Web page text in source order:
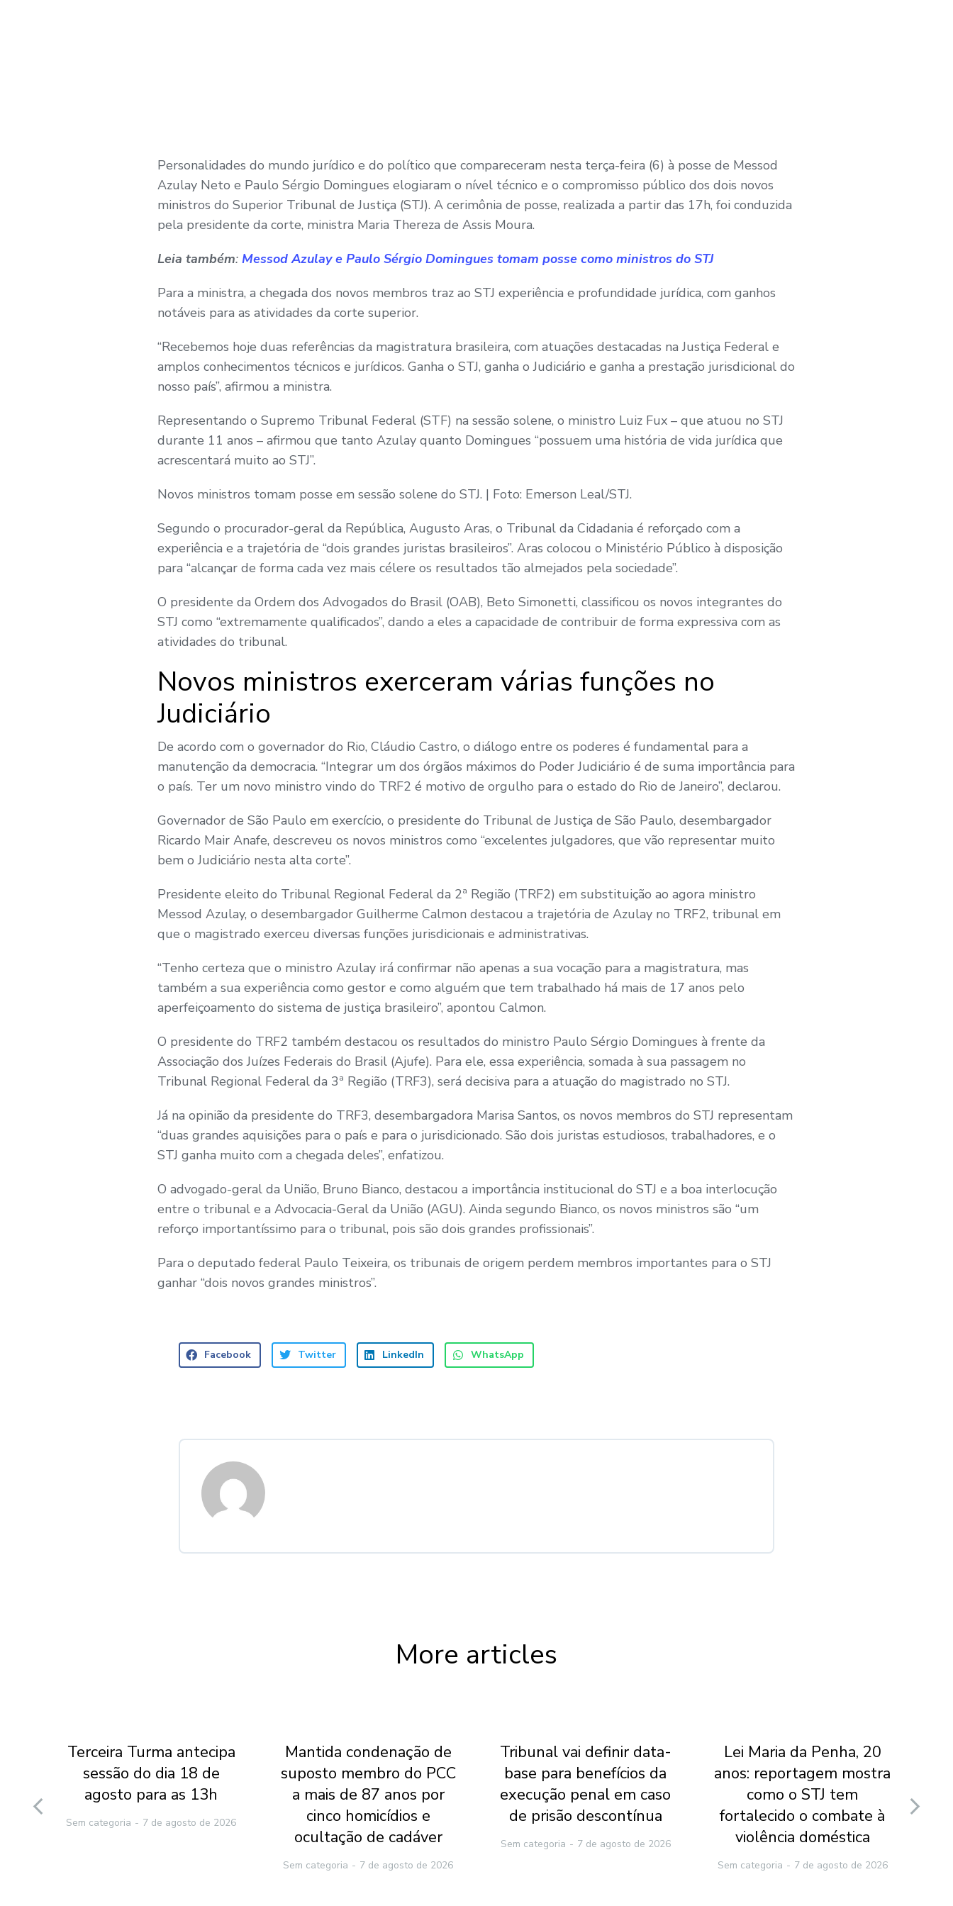
Personalidades do mundo jurídico e do político que compareceram nesta terça-feira (6) à posse de Messod
Azulay Neto e Paulo Sérgio Domingues elogiaram o nível técnico e o compromisso público dos dois novos
ministros do Superior Tribunal de Justiça (STJ). A cerimônia de posse, realizada a partir das 17h, foi conduzida
pela presidente da corte, ministra Maria Thereza de Assis Moura.
Leia também: Messod Azulay e Paulo Sérgio Domingues tomam posse como ministros do STJ
Para a ministra, a chegada dos novos membros traz ao STJ experiência e profundidade jurídica, com ganhos
notáveis para as atividades da corte superior.
“Recebemos hoje duas referências da magistratura brasileira, com atuações destacadas na Justiça Federal e
amplos conhecimentos técnicos e jurídicos. Ganha o STJ, ganha o Judiciário e ganha a prestação jurisdicional do
nosso país”, afirmou a ministra.
Representando o Supremo Tribunal Federal (STF) na sessão solene, o ministro Luiz Fux – que atuou no STJ
durante 11 anos – afirmou que tanto Azulay quanto Domingues “possuem uma história de vida jurídica que
acrescentará muito ao STJ”.​​​​​​​​
Novos ministros tomam posse em sessão solene do STJ.​ | Foto: Emerson Leal/STJ.
Segundo o procurador-geral da República, Augusto Aras, o Tribunal da Cidadania é reforçado com a
experiência e a trajetória de “dois grandes juristas brasileiros”. Aras colocou o Ministério Público à disposição
para “alcançar de forma cada vez mais célere os resultados tão almejados pela sociedade”.
O presidente da Ordem dos Advogados do Brasil (OAB), Beto Simonetti, classificou os novos integrantes do
STJ como “extremamente qualificados”, dando a eles a capacidade de contribuir de forma expressiva com as
atividades do tribunal.
Novos ministros exerceram várias funções no
Judiciário
De acordo com o governador do Rio, Cláudio Castro, o diálogo entre os poderes é fundamental para a
manutenção da democracia. “Integrar um dos órgãos máximos do Poder Judiciário é de suma importância para
o país. Ter um novo ministro vindo do TRF2 é motivo de orgulho para o estado do Rio de Janeiro”, declarou.
Governador de São Paulo em exercício, o presidente do Tribunal de Justiça de São Paulo, desembargador
Ricardo Mair Anafe, descreveu os novos ministros como “excelentes julgadores, que vão representar muito
bem o Judiciário nesta alta corte”.
Presidente eleito do Tribunal Regional Federal da 2ª Região (TRF2) em substituição ao agora ministro
Messod Azulay, o desembargador Guilherme Calmon destacou a trajetória de Azulay no TRF2, tribunal em
que o magistrado exerceu diversas funções jurisdicionais e administrativas.
“Tenho certeza que o ministro Azulay irá confirmar não apenas a sua vocação para a magistratura, mas
também a sua experiência como gestor e como alguém que tem trabalhado há mais de 17 anos pelo
aperfeiçoamento do sistema de justiça brasileiro”, apontou Calmon.
O presidente do TRF2 também destacou os resultados do ministro Paulo Sérgio Domingues à frente da
Associação dos Juízes Federais do Brasil (Ajufe). Para ele, essa experiência, somada à sua passagem no
Tribunal Regional Federal da 3ª Região (TRF3), será decisiva para a atuação do magistrado no STJ.
Já na opinião da presidente do TRF3, desembargadora Marisa Santos, os novos membros do STJ representam
“duas grandes aquisições para o país e para o jurisdicionado. São dois juristas estudiosos, trabalhadores, e o
STJ ganha muito com a chegada deles”, enfatizou.
O advogado-geral da União, Bruno Bianco, destacou a importância institucional do STJ e a boa interlocução
entre o tribunal e a Advocacia-Geral da União (AGU). Ainda segundo Bianco, os novos ministros são “um
reforço importantíssimo para o tribunal, pois são dois grandes profissionais”.
Para o deputado federal Paulo Teixeira, os tribunais de origem perdem membros importantes para o STJ
ganhar “dois novos grandes ministros”.
Facebook Twitter LinkedIn WhatsApp
More articles
Terceira Turma antecipa
sessão do dia 18 de
agosto para as 13h
Sem categoria 7 de agosto de 2026
Mantida condenação de
suposto membro do PCC
a mais de 87 anos por
cinco homicídios e
ocultação de cadáver
Sem categoria 7 de agosto de 2026
Tribunal vai definir data-
base para benefícios da
execução penal em caso
de prisão descontínua
Sem categoria 7 de agosto de 2026
Lei Maria da Penha, 20
anos: reportagem mostra
como o STJ tem
fortalecido o combate à
violência doméstica
Sem categoria 7 de agosto de 2026